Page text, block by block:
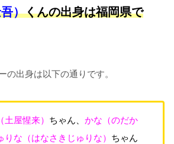
）くんの出身は福岡県で
の出身は以下の通りです。
土屋惺来） ちゃん、 かな（のだか
りな（はなさきじゅりな） ちゃん